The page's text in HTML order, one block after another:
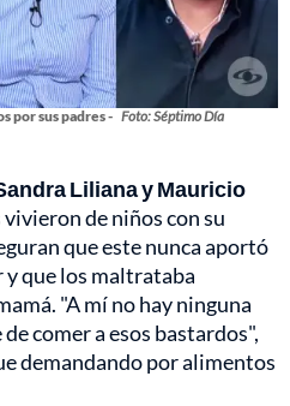
por sus padres - Foto: Séptimo Día
Liliana y Mauricio
de niños con su
que este nunca aportó
que los maltrataba
"A mí no hay ninguna
comer a esos bastardos",
demandando por alimentos